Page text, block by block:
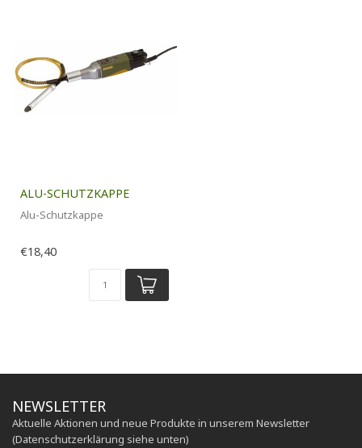
ALU-SCHUTZKAPPE
Alu-Schutzkappe
€18,40
NEWSLETTER
Aktuelle Aktionen und neue Produkte in unserem Newsletter
(Datenschutzerklärung siehe unten)